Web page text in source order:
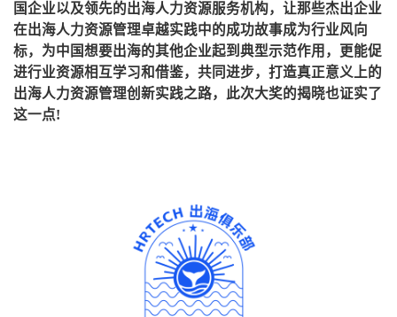
国企业以及领先的出海人力资源服务机构，让那些杰出企业
在出海人力资源管理卓越实践中的成功故事成为行业风向
标，为中国想要出海的其他企业起到典型示范作用，更能促
进行业资源相互学习和借鉴，共同进步，打造真正意义上的
出海人力资源管理创新实践之路，此次大奖的揭晓也证实了
这一点!